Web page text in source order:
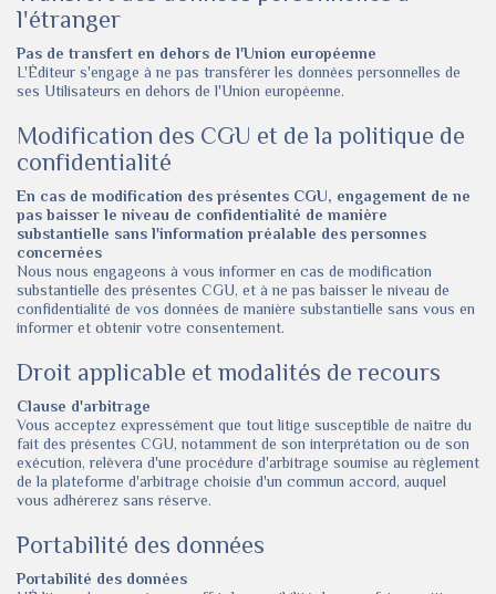
l'étranger
Pas de transfert en dehors de l'Union européenne
L'Éditeur s'engage à ne pas transférer les données personnelles de
ses Utilisateurs en dehors de l'Union européenne.
Modification des CGU et de la politique de
confidentialité
En cas de modification des présentes CGU, engagement de ne
pas baisser le niveau de confidentialité de manière
substantielle sans l'information préalable des personnes
concernées
Nous nous engageons à vous informer en cas de modification
substantielle des présentes CGU, et à ne pas baisser le niveau de
confidentialité de vos données de manière substantielle sans vous en
informer et obtenir votre consentement.
Droit applicable et modalités de recours
Clause d'arbitrage
Vous acceptez expressément que tout litige susceptible de naître du
fait des présentes CGU, notamment de son interprétation ou de son
exécution, relèvera d'une procédure d'arbitrage soumise au règlement
de la plateforme d'arbitrage choisie d'un commun accord, auquel
vous adhérerez sans réserve.
Portabilité des données
Portabilité des données